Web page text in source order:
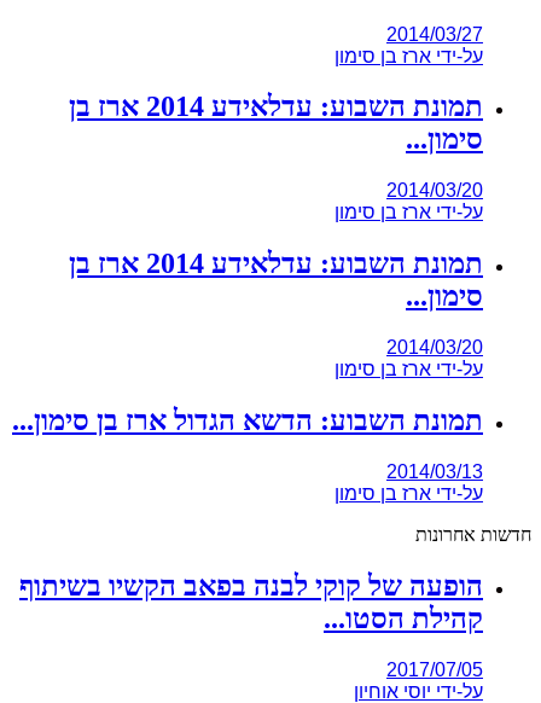
2014/03/27
על-ידי ארז בן סימון
תמונת השבוע: עדלאידע 2014 ארז בן
סימון...
2014/03/20
על-ידי ארז בן סימון
תמונת השבוע: עדלאידע 2014 ארז בן
סימון...
2014/03/20
על-ידי ארז בן סימון
תמונת השבוע: הדשא הגדול ארז בן סימון...
2014/03/13
על-ידי ארז בן סימון
חדשות אחרונות
הופעה של קוקי לבנה בפאב הקשיו בשיתוף
קהילת הסטו...
2017/07/05
על-ידי יוסי אוחיון